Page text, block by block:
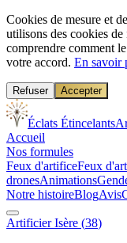
Cookies de mesure et
utilisons des cookies
comprendre comment
votre accord. En savoir
Refuser Accepter
Éclats Étincelants
Accueil
Nos formules
Feux d'artificeFeux
dronesAnimations
Notre histoireBlogAvis
ArtificierIsère (38)